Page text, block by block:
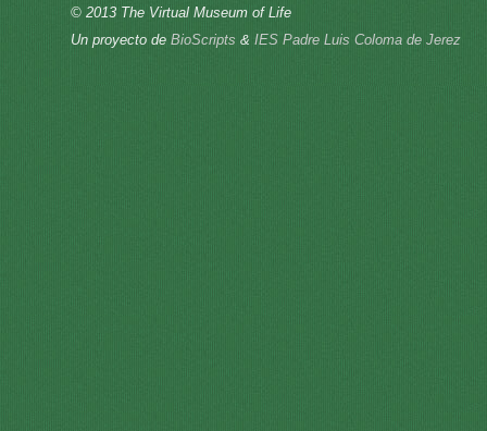
© 2013 The Virtual Museum of Life
Un proyecto de BioScripts & IES Padre Luis Coloma de Jerez